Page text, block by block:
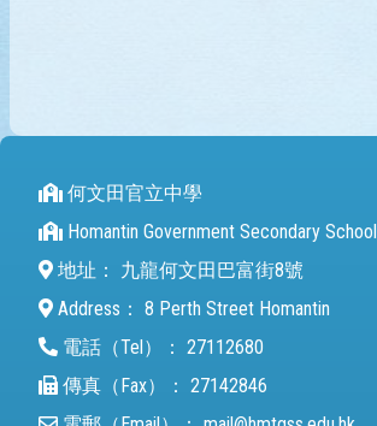
何文田官立中學
Homantin Government Secondary School
地址：
九龍何文田巴富街8號
Address： 8 Perth Street Homantin
電話（Tel）： 27112680
傳真（Fax）： 27142846